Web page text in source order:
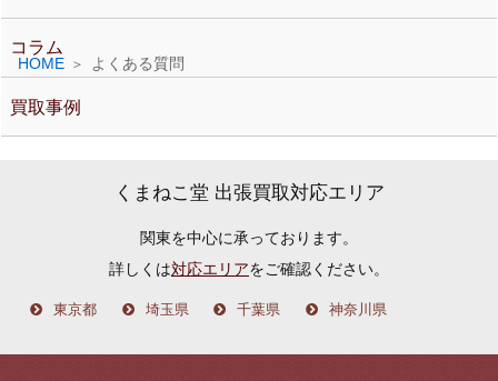
HOME よくある質問
コラム
買取事例
くまねこ堂 出張買取対応エリア
関東を中心に承っております。
詳しくは対応エリアをご確認ください。
東京都 埼玉県 千葉県 神奈川県